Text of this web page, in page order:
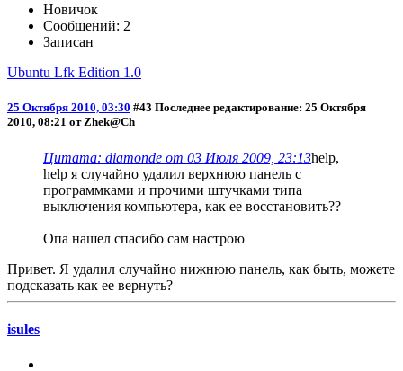
Новичок
Сообщений: 2
Записан
Ubuntu Lfk Edition 1.0
25 Октября 2010, 03:30 #43 Последнее редактирование: 25 Октября
2010, 08:21 от Zhek@Ch
Цитата: diamonde от 03 Июля 2009, 23:13help,
help я случайно удалил верхнюю панель с
программками и прочими штучками типа
выключения компьютера, как ее восстановить??
Опа нашел спасибо сам настрою
Привет. Я удалил случайно нижнюю панель, как быть, можете
подсказать как ее вернуть?
isules